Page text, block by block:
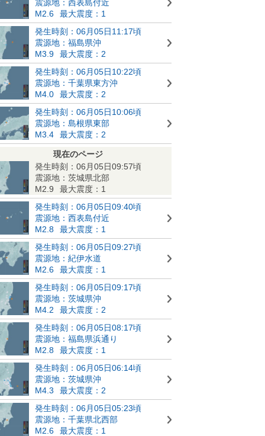
震源地：西表島付近
M2.6
最大震度：1
発生時刻：06月05日11:17頃
震源地：福島県沖
M3.9
最大震度：2
発生時刻：06月05日10:22頃
震源地：千葉県東方沖
M4.0
最大震度：2
発生時刻：06月05日10:06頃
震源地：島根県東部
M3.4
最大震度：2
現在のページ
発生時刻：06月05日09:57頃
震源地：茨城県北部
M2.9
最大震度：1
発生時刻：06月05日09:40頃
震源地：西表島付近
M2.8
最大震度：1
発生時刻：06月05日09:27頃
震源地：紀伊水道
M2.6
最大震度：1
発生時刻：06月05日09:17頃
震源地：茨城県沖
M4.2
最大震度：2
発生時刻：06月05日08:17頃
震源地：福島県浜通り
M2.8
最大震度：1
発生時刻：06月05日06:14頃
震源地：茨城県沖
M4.3
最大震度：2
発生時刻：06月05日05:23頃
震源地：千葉県北西部
M2.6
最大震度：1